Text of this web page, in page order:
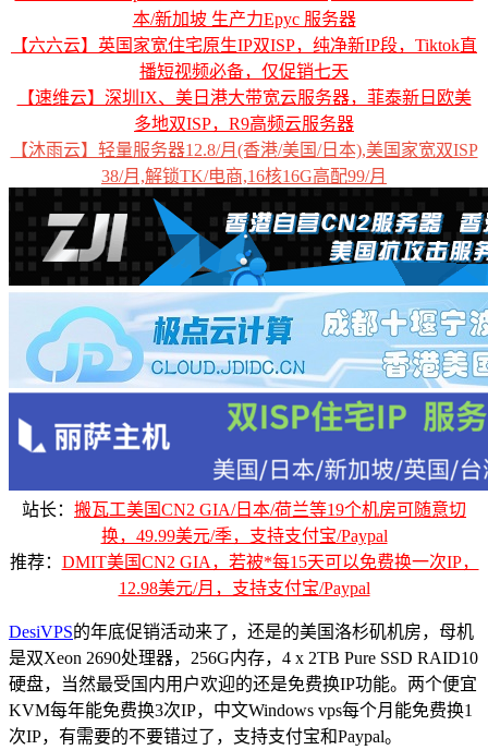
本/新加坡 生产力Epyc 服务器
【六六云】英国家宽住宅原生IP双ISP，纯净新IP段，Tiktok直
播短视频必备，仅促销七天
【速维云】深圳IX、美日港大带宽云服务器，菲泰新日欧美
多地双ISP，R9高频云服务器
【沐雨云】轻量服务器12.8/月(香港/美国/日本),美国家宽双ISP
38/月,解锁TK/电商,16核16G高配99/月
站长： 搬瓦工美国CN2 GIA/日本/荷兰等19个机房可随意切
换，49.99美元/季，支持支付宝/Paypal
推荐： DMIT美国CN2 GIA，若被*每15天可以免费换一次IP，
12.98美元/月，支持支付宝/Paypal
DesiVPS的年底促销活动来了，还是的美国洛杉矶机房，母机
是双Xeon 2690处理器，256G内存，4 x 2TB Pure SSD RAID10
硬盘，当然最受国内用户欢迎的还是免费换IP功能。两个便宜
KVM每年能免费换3次IP，中文Windows vps每个月能免费换1
次IP，有需要的不要错过了，支持支付宝和Paypal。